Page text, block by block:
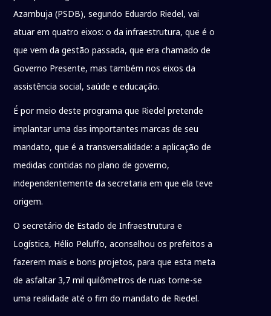
Azambuja (PSDB), segundo Eduardo Riedel, vai
atuar em quatro eixos: o da infraestrutura, que é o
que vem da gestão passada, que era chamado de
Governo Presente, mas também nos eixos da
assistência social, saúde e educação.
É por meio deste programa que Riedel pretende
implantar uma das importantes marcas de seu
mandato, que é a transversalidade: a aplicação de
medidas contidas no plano de governo,
independentemente da secretaria em que ela teve
origem.
O secretário de Estado de Infraestrutura e
Logística, Hélio Peluffo, aconselhou os prefeitos a
fazerem mais e bons projetos, para que esta meta
de asfaltar 3,7 mil quilômetros de ruas torne-se
uma realidade até o fim do mandato de Riedel.